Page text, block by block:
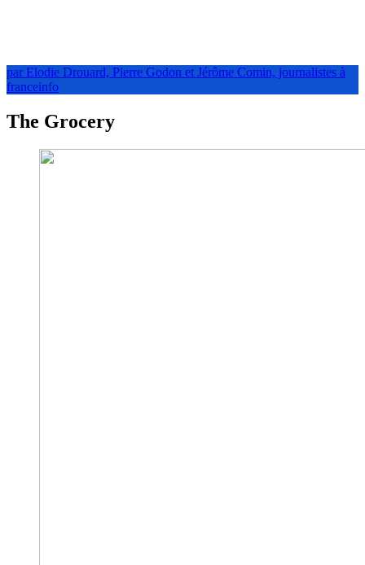
par Elodie Drouard, Pierre Godon et Jérôme Comin, journalistes à
franceinfo
The Grocery